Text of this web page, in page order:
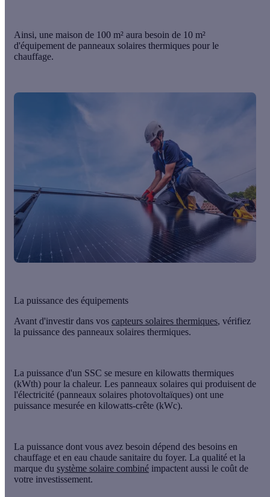
Ainsi, une maison de 100 m² aura besoin de 10 m²
d'équipement de panneaux solaires thermiques pour le
chauffage.
La puissance des équipements
Avant d'investir dans vos capteurs solaires thermiques, vérifiez
la puissance des panneaux solaires thermiques.
La puissance d'un SSC se mesure en kilowatts thermiques
(kWth) pour la chaleur. Les panneaux solaires qui produisent de
l'électricité (panneaux solaires photovoltaïques) ont une
puissance mesurée en kilowatts-crête (kWc).
La puissance dont vous avez besoin dépend des besoins en
chauffage et en eau chaude sanitaire du foyer. La qualité et la
marque du système solaire combiné impactent aussi le coût de
votre investissement.